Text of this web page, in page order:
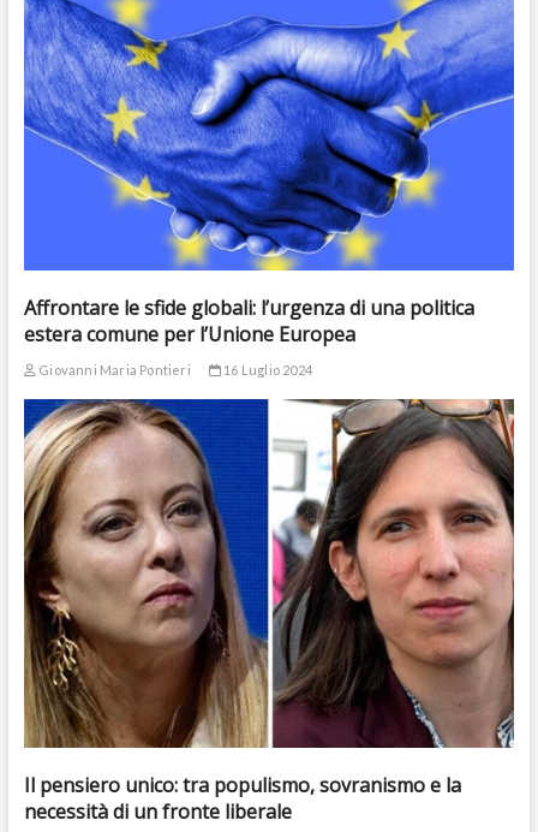
Affrontare le sfide globali: l’urgenza di una politica
estera comune per l’Unione Europea
Giovanni Maria Pontieri 16 Luglio 2024
Il pensiero unico: tra populismo, sovranismo e la
necessità di un fronte liberale